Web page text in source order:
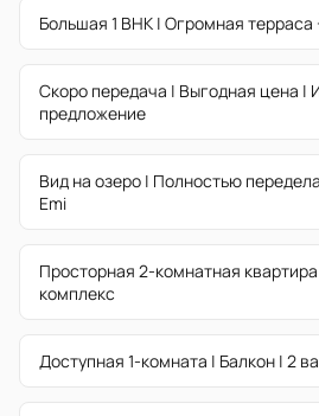
Большая 1 BHK | Огромная терраса
Скоро передача | Выгодная цена |
предложение
Вид на озеро | Полностью
Emi
Просторная 2-комнатная
комплекс
Доступная 1-комната | Балкон | 2